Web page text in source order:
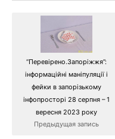
“Перевірено.Запоріжжя”:
інформаційні маніпуляції і
фейки в запорізькому
інфопросторі 28 серпня – 1
вересня 2023 року
Предыдущая запись